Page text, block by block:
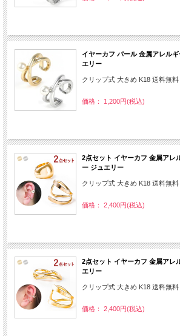
イヤーカフ パール 金属アレル
エリー
クリップ式 大きめ K18 送料無
価格： 1,200円(税込)
2点セット イヤーカフ 金属アレ
ー ジュエリー
クリップ式 大きめ K18 送料無
価格： 2,400円(税込)
2点セット イヤーカフ 金属アレ
エリー
クリップ式 大きめ K18 送料無
価格： 2,400円(税込)